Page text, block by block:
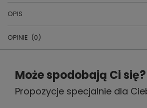
OPIS
PIŻAMA DAMSKA
y:
100%
producent: CORNETTE
OPINIE (0)
Napisz swoją
Twoja ocena:
Może spodobają Ci się?
Propozycje specjalnie dla